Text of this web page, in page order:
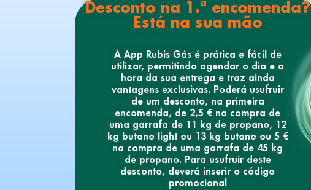
Desconto na 1.ª encomenda?
Está na sua mão
A App Rubis Gás é prática e fácil de
utilizar, permitindo agendar o dia e a
hora da sua entrega e traz ainda
vantagens exclusivas. Poderá usufruir
de um desconto, na primeira
encomenda, de 2,5 € na compra de
uma garrafa de 11 kg de propano, 12
kg butano light ou 13 kg butano ou 5 €
na compra de uma garrafa de 45 kg
de propano. Para usufruir deste
desconto, deverá inserir o código
promocional